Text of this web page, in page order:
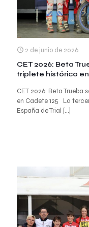
2 de junio de 2026
CET 2026: Beta
triplete histórico
CET 2026: Beta Trueba
en Cadete 125 La
España de Trial […]